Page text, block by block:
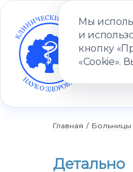
Мы
и
кнопку
«Cookie».
Главная / Больницы
Детально